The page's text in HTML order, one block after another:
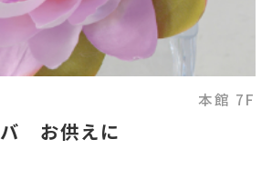
本館 7F
お供えに